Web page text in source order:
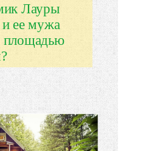
Лауры
ее мужа
площадью